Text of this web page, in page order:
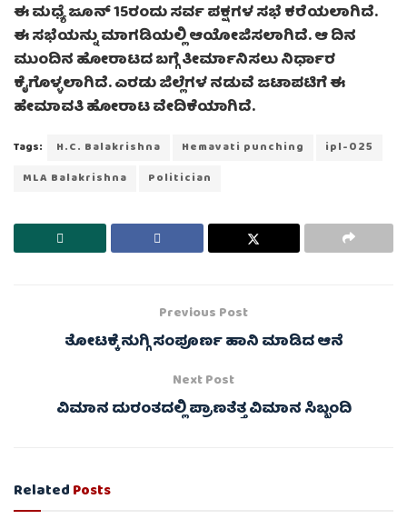
ಈ ಮಧ್ಯೆ ಜೂನ್ 15ರಂದು ಸರ್ವ ಪಕ್ಷಗಳ ಸಭೆ ಕರೆಯಲಾಗಿದೆ.
ಈ ಸಭೆಯನ್ನು ಮಾಗಡಿಯಲ್ಲಿ ಆಯೋಜಿಸಲಾಗಿದೆ. ಆ ದಿನ
ಮುಂದಿನ ಹೋರಾಟದ ಬಗ್ಗೆ ತೀರ್ಮಾನಿಸಲು ನಿರ್ಧಾರ
ಕೈಗೊಳ್ಳಲಾಗಿದೆ. ಎರಡು ಜಿಲ್ಲೆಗಳ ನಡುವೆ ಜಟಾಪಟಿಗೆ ಈ
ಹೇಮಾವತಿ ಹೋರಾಟ ವೇದಿಕೆಯಾಗಿದೆ.
Tags: H.C. Balakrishna Hemavati punching
ipl-025
MLA Balakrishna
Politician
Previous Post
ತೋಟಕ್ಕೆ ನುಗ್ಗಿ ಸಂಪೂರ್ಣ ಹಾನಿ ಮಾಡಿದ ಆನೆ
Next Post
ವಿಮಾನ ದುರಂತದಲ್ಲಿ ಪ್ರಾಣತೆತ್ತ ವಿಮಾನ ಸಿಬ್ಬಂದಿ
RelatedPosts